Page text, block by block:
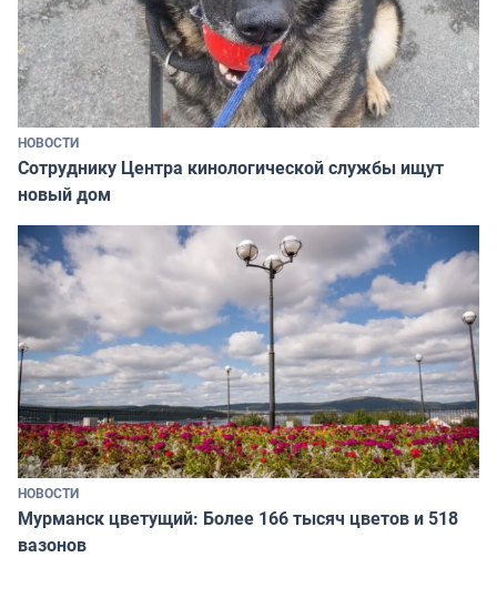
НОВОСТИ
Сотруднику Центра кинологической службы ищут
новый дом
НОВОСТИ
Мурманск цветущий: Более 166 тысяч цветов и 518
вазонов